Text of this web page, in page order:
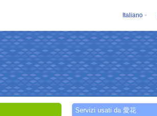
Italiano
Servizi usati da 愛花